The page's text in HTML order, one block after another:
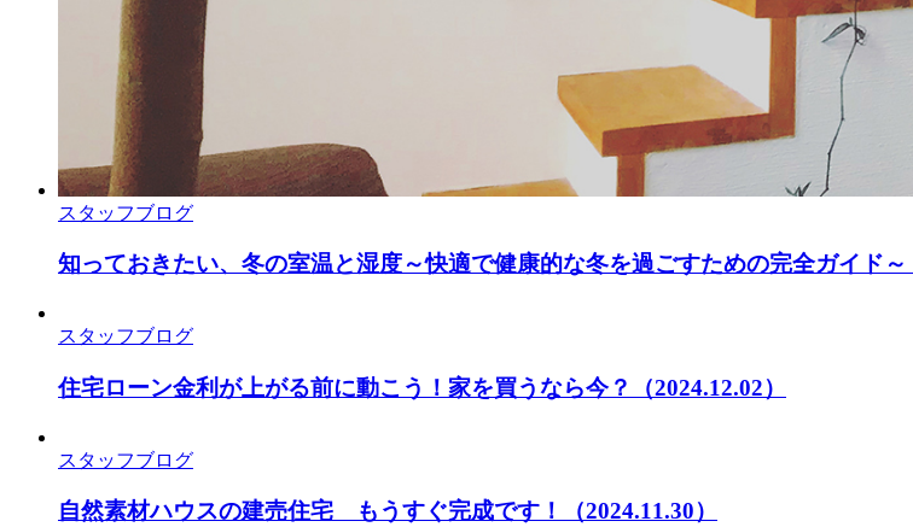
スタッフブログ
知っておきたい、冬の室温と湿度～快適で健康的な冬を過ごすための完全ガイド～
スタッフブログ
住宅ローン金利が上がる前に動こう！家を買うなら今？ （2024.12.02）
スタッフブログ
自然素材ハウスの建売住宅 もうすぐ完成です！ （2024.11.30）